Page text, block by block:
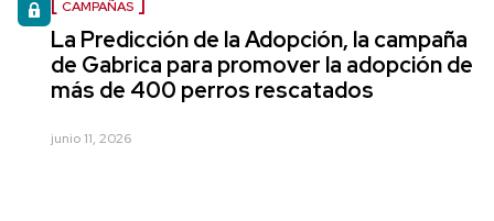
CAMPAÑAS
La Predicción de la Adopción, la campaña
de Gabrica para promover la adopción de
más de 400 perros rescatados
junio 11, 2026